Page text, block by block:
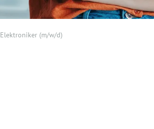
Elektroniker (m/w/d)